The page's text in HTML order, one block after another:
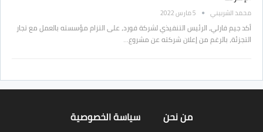
محمد الشربيني 5 مارس 2022
أكد جيم فارلي، الرئيس التنفيذي لشركة فورد، على التزام مؤسسته بالعمل مع تجار
التجزئة، بالرغم من إعلان شركته عن مشروع…
من نحن سياسة الخصوصية